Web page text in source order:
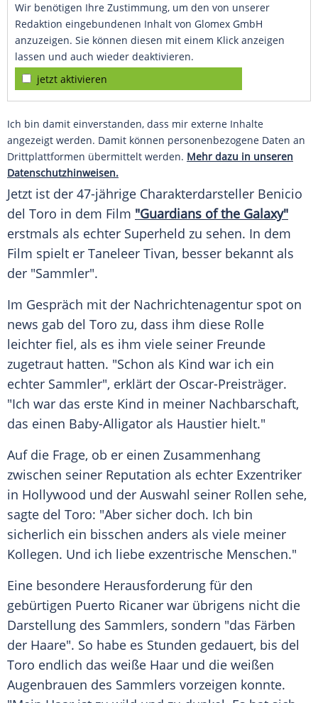
Wir benötigen Ihre Zustimmung, um den von unserer
Redaktion eingebundenen Inhalt von Glomex GmbH
anzuzeigen. Sie können diesen mit einem Klick anzeigen
lassen und auch wieder deaktivieren.
jetzt aktivieren
Ich bin damit einverstanden, dass mir externe Inhalte
angezeigt werden. Damit können personenbezogene Daten an
Drittplattformen übermittelt werden. Mehr dazu in unseren
Datenschutzhinweisen.
Jetzt ist der 47-jährige Charakterdarsteller Benicio
del Toro in dem Film "Guardians of the Galaxy"
erstmals als echter Superheld zu sehen. In dem
Film spielt er Taneleer Tivan, besser bekannt als
der "Sammler".
Im Gespräch mit der Nachrichtenagentur spot on
news gab del Toro zu, dass ihm diese Rolle
leichter fiel, als es ihm viele seiner Freunde
zugetraut hatten. "Schon als Kind war ich ein
echter Sammler", erklärt der Oscar-Preisträger.
"Ich war das erste Kind in meiner Nachbarschaft,
das einen Baby-Alligator als Haustier hielt."
Auf die Frage, ob er einen Zusammenhang
zwischen seiner Reputation als echter Exzentriker
in Hollywood und der Auswahl seiner Rollen sehe,
sagte del Toro: "Aber sicher doch. Ich bin
sicherlich ein bisschen anders als viele meiner
Kollegen. Und ich liebe exzentrische Menschen."
Eine besondere Herausforderung für den
gebürtigen Puerto Ricaner war übrigens nicht die
Darstellung des Sammlers, sondern "das Färben
der Haare". So habe es Stunden gedauert, bis del
Toro endlich das weiße Haar und die weißen
Augenbrauen des Sammlers vorzeigen konnte.